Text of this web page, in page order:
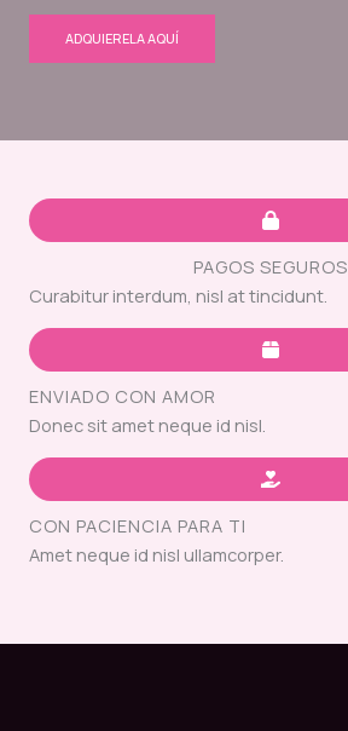
ADQUIERELA AQUÍ
PAGOS SEGUROS
Curabitur interdum, nisl at tincidunt.
ENVIADO CON AMOR
Donec sit amet neque id nisl.
CON PACIENCIA PARA TI
Amet neque id nisl ullamcorper.